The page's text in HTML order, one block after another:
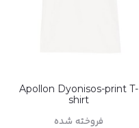
Apollon Dyonisos-print T-
shirt
فروخته شده